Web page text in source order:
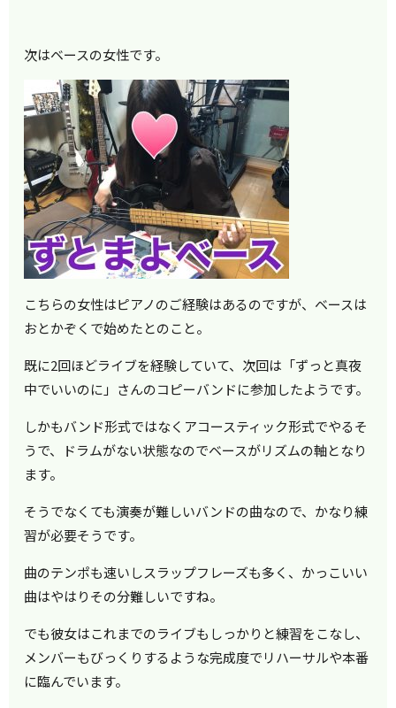
次はベースの女性です。
こちらの女性はピアノのご経験はあるのですが、ベースは
おとかぞくで始めたとのこと。
既に2回ほどライブを経験していて、次回は「ずっと真夜
中でいいのに」さんのコピーバンドに参加したようです。
しかもバンド形式ではなくアコースティック形式でやるそ
うで、ドラムがない状態なのでベースがリズムの軸となり
ます。
そうでなくても演奏が難しいバンドの曲なので、かなり練
習が必要そうです。
曲のテンポも速いしスラップフレーズも多く、かっこいい
曲はやはりその分難しいですね。
でも彼女はこれまでのライブもしっかりと練習をこなし、
メンバーもびっくりするような完成度でリハーサルや本番
に臨んでいます。